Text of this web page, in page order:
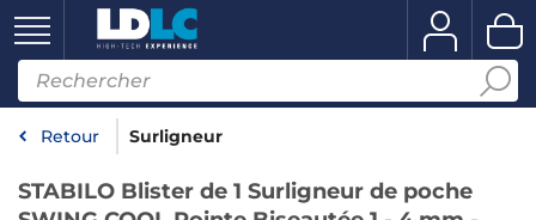
Retour Surligneur
STABILO Blister de 1 Surligneur de poche